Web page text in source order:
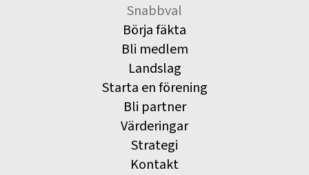
Snabbval
Börja fäkta
Bli medlem
Landslag
Starta en förening
Bli partner
Värderingar
Strategi
Kontakt